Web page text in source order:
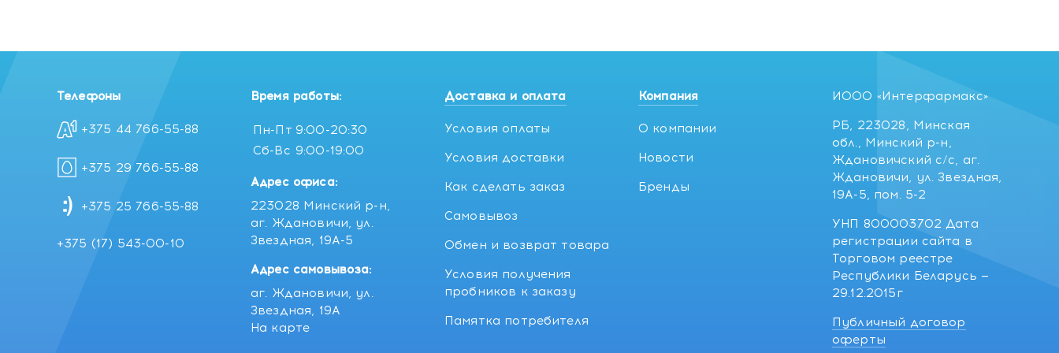
Телефоны
+375 44 766-55-88
+375 29 766-55-88
+375 25 766-55-88
+375 (17) 543-00-10
Время работы:
Пн-Пт 9:00-20:30
Сб-Вс 9:00-19:00
Адрес офиса:
223028 Минский р-н,
аг. Ждановичи, ул.
Звездная, 19А-5
Адрес самовывоза:
аг. Ждановичи, ул.
Звездная, 19А
На карте
Доставка и оплата
Условия оплаты
Условия доставки
Как сделать заказ
Самовывоз
Обмен и возврат товара
Условия получения
пробников к заказу
Памятка потребителя
Компания
О компании
Новости
Бренды
ИООО «Интерфармакс»
РБ, 223028, Минская
обл., Минский р-н,
Ждановичский с/с, аг.
Ждановичи, ул. Звездная,
19А-5, пом. 5-2
УНП 800003702 Дата
регистрации сайта в
Торговом реестре
Республики Беларусь —
29.12.2015г
Публичный договор
оферты